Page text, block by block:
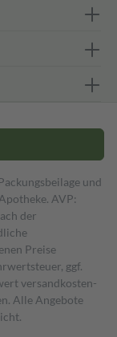
und
AVP:
der
Preise
ggf.
versand­kosten­
Alle Angebote